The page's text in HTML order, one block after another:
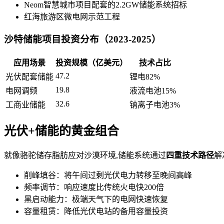
Neom智慧城市项目配套的2.2GW储能系统招标
红海旅游区微电网示范工程
沙特储能项目投资分布（2023-2025）
应用场景 投资规模（亿美元）
技术占比
光伏配套储能 47.2
锂电82%
电网调频
19.8
液流电池15%
工商业储能
32.6 钠离子电池3%
光伏+储能的黄金组合
就像骆驼储存脂肪应对沙漠环境,储能系统通过 四重技术路径解
削峰填谷：将午间过剩光伏电力转移至晚间高峰
频率调节：响应速度比传统火电快200倍
黑启动能力：极端天气下的电网快速恢复
容量租赁：降低光伏电站的备用容量投资